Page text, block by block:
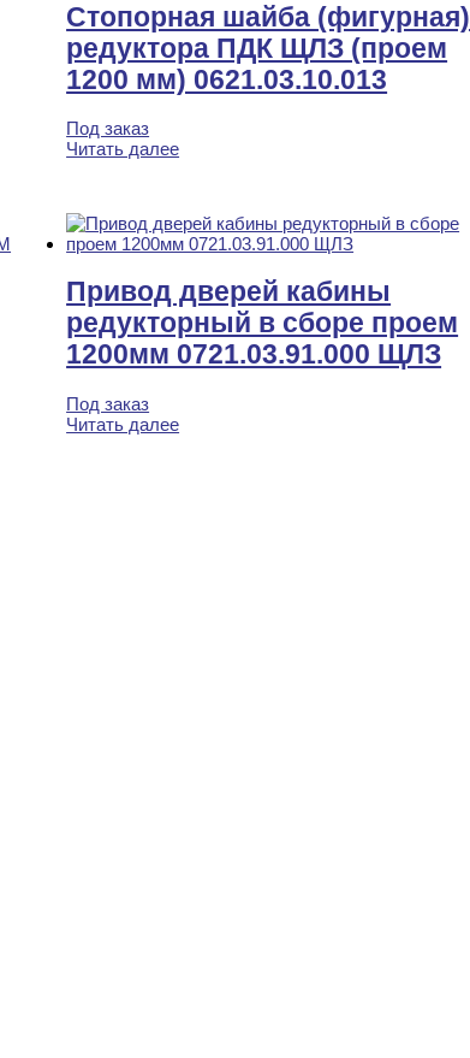
Стопорная шайба (фигурная)
редуктора ПДК ЩЛЗ (проем
1200 мм) 0621.03.10.013
Под заказ
Читать далее
Привод дверей кабины
редукторный в сборе проем
1200мм 0721.03.91.000 ЩЛЗ
Под заказ
Читать далее